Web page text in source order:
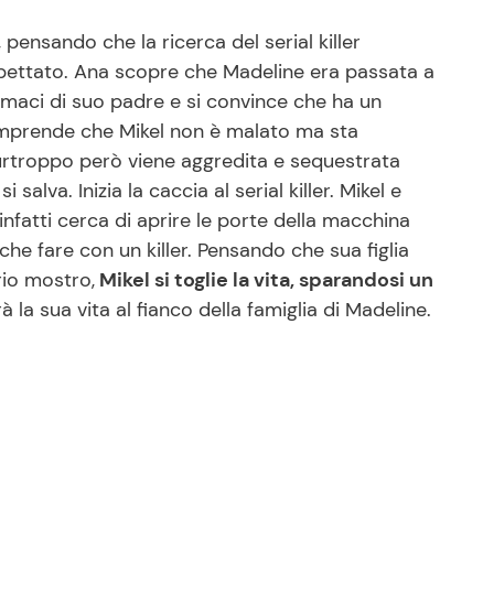
che la ricerca del serial killer
Ana scopre che Madeline era passata a
di suo padre e si convince che ha un
che Mikel non è malato ma sta
però viene aggredita e sequestrata
salva. Inizia la caccia al serial killer. Mikel e
cerca di aprire le porte della macchina
fare con un killer. Pensando che sua figlia
mostro, Mikel si toglie la vita, sparandosi un
la sua vita al fianco della famiglia di Madeline.